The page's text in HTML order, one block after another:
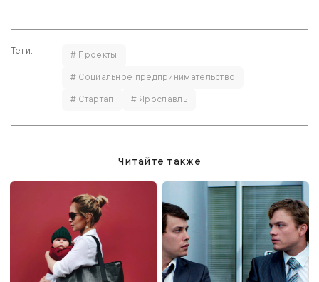
Теги:
# Проекты
# Социальное предпринимательство
# Стартап
# Ярославль
Читайте также